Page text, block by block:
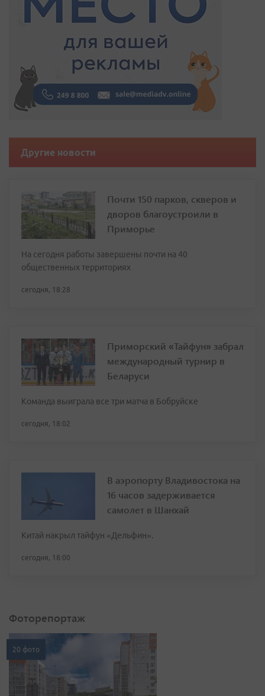
Другие новости
Почти 150 парков, скверов и
дворов благоустроили в
Приморье
На сегодня работы завершены почти на 40
общественных территориях
сегодня, 18:28
Приморский «Тайфун» забрал
международный турнир в
Беларуси
Команда выиграла все три матча в Бобруйске
сегодня, 18:02
В аэропорту Владивостока на
16 часов задерживается
самолет в Шанхай
Китай накрыл тайфун «Дельфин».
сегодня, 18:00
Фоторепортаж
20 фото